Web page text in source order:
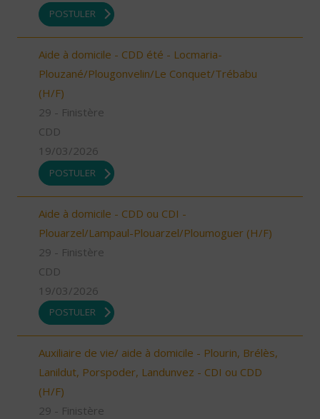
POSTULER
Aide à domicile - CDD été - Locmaria-
Plouzané/Plougonvelin/Le Conquet/Trébabu
(H/F)
29 - Finistère
CDD
19/03/2026
POSTULER
Aide à domicile - CDD ou CDI -
Plouarzel/Lampaul-Plouarzel/Ploumoguer (H/F)
29 - Finistère
CDD
19/03/2026
POSTULER
Auxiliaire de vie/ aide à domicile - Plourin, Brélès,
Lanildut, Porspoder, Landunvez - CDI ou CDD
(H/F)
29 - Finistère